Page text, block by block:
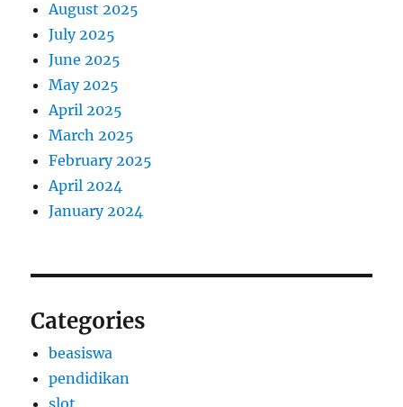
August 2025
July 2025
June 2025
May 2025
April 2025
March 2025
February 2025
April 2024
January 2024
Categories
beasiswa
pendidikan